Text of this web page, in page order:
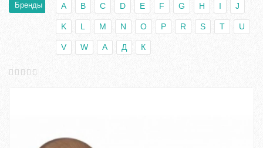
Бренды A B C D E F G H I J
K L M N O P R S T U
V W А Д К